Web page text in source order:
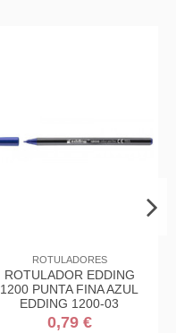
ROTULADORES
ROTULADOR EDDING
1200 PUNTA FINA AZUL
EDDING 1200-03
0,79 €